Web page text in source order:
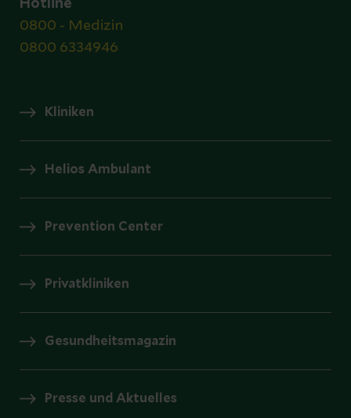
Hotline
0800 - Medizin
0800 6334946
Kliniken
Helios Ambulant
Prevention Center
Privatkliniken
Gesundheitsmagazin
Presse und Aktuelles